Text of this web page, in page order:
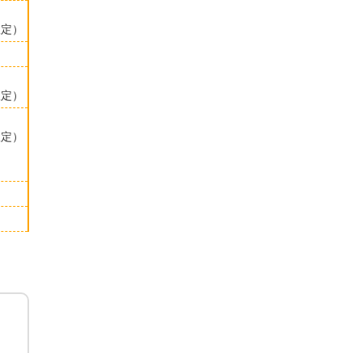
）​
）​
）​